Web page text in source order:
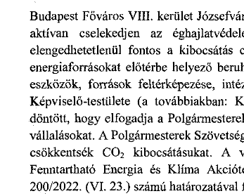
Budapest Főváros VIII. kerület
aktívan
cselekedjen az
elengedhetetlenül fontos a kibocsátás
energiaforrásokat előtérbe helyező
eszközök, források feltérképezése,
Képviselő-testülete (a továbbiakban:
döntött, hogy elfogadja a
vállalásokat. A Polgármesterek
csökkentsék
CO2 kibocsátásukat. A
Fenntartható Energia és Klíma
200/2022. (VI. 23.) számú határozatával